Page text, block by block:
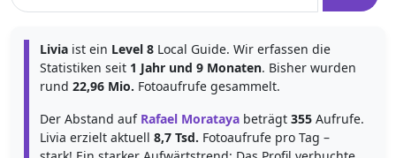
Livia ist ein Level 8 Local Guide. Wir erfassen die
Statistiken seit 1 Jahr und 9 Monaten. Bisher wurden
rund 22,96 Mio. Fotoaufrufe gesammelt.
Der Abstand auf Rafael Morataya beträgt 355 Aufrufe.
Livia erzielt aktuell 8,7 Tsd. Fotoaufrufe pro Tag –